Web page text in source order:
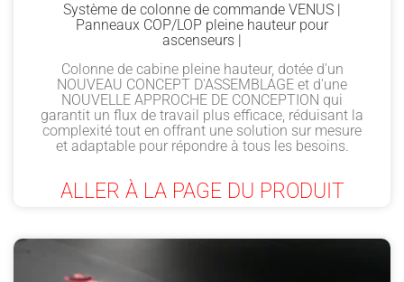
Système de colonne de commande VENUS |
Panneaux COP/LOP pleine hauteur pour
ascenseurs |
Colonne de cabine pleine hauteur, dotée d'un
NOUVEAU CONCEPT D'ASSEMBLAGE et d'une
NOUVELLE APPROCHE DE CONCEPTION qui
garantit un flux de travail plus efficace, réduisant la
complexité tout en offrant une solution sur mesure
et adaptable pour répondre à tous les besoins.
ALLER À LA PAGE DU PRODUIT